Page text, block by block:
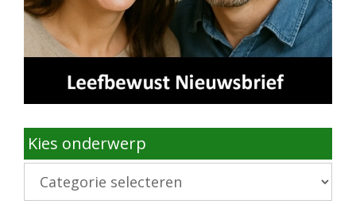
Kies onderwerp
Kies
onderwerp